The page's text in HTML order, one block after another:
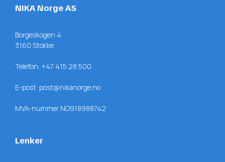
NIKA Norge AS
Borgeskogen 4
3160 Stokke
Telefon: +47 415 28 500
E-post: post@nikanorge.no
MVA-nummer NO918988742
Lenker